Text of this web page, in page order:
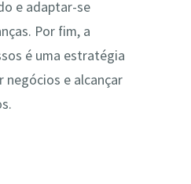
e adaptar-se
Por fim, a
é uma estratégia
negócios e alcançar